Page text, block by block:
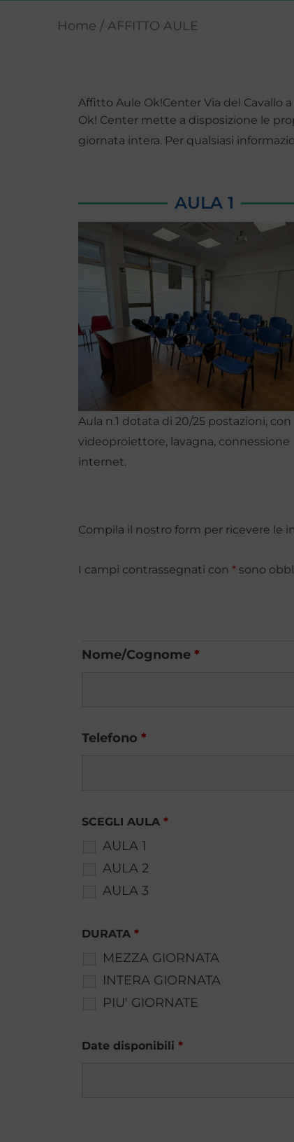
Home / AFFITTO AULE
Affitto Aule Ok!Center Via del Cavallo
Ok! Center mette a disposizione le
giornata intera. Per qualsiasi
AULA 1
Aula n.1 dotata di 20/25 postazioni, con
videoproiettore, lavagna, connessione
internet.
Compila il nostro form per ricevere le
I campi contrassegnati con * sono
Nome/Cognome *
Telefono *
SCEGLI AULA *
AULA 1
AULA 2
AULA 3
DURATA *
MEZZA GIORNATA
INTERA GIORNATA
PIU' GIORNATE
Date disponibili *